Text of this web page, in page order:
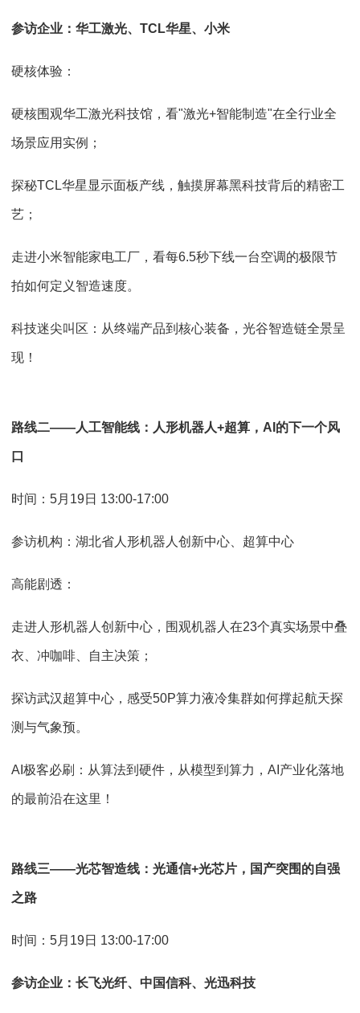
参访企业：华工激光、TCL华星、小米
硬核体验：
硬核围观华工激光科技馆，看"激光+智能制造"在全行业全
场景应用实例；
探秘TCL华星显示面板产线，触摸屏幕黑科技背后的精密工
艺；
走进小米智能家电工厂，看每6.5秒下线一台空调的极限节
拍如何定义智造速度。
科技迷尖叫区：从终端产品到核心装备，光谷智造链全景呈
现！
路线二——人工智能线：人形机器人+超算，AI的下一个风
口
时间：5月19日 13:00-17:00
参访机构：湖北省人形机器人创新中心、超算中心
高能剧透：
走进人形机器人创新中心，围观机器人在23个真实场景中叠
衣、冲咖啡、自主决策；
探访武汉超算中心，感受50P算力液冷集群如何撑起航天探
测与气象预。
AI极客必刷：从算法到硬件，从模型到算力，AI产业化落地
的最前沿在这里！
路线三——光芯智造线：光通信+光芯片，国产突围的自强
之路
时间：5月19日 13:00-17:00
参访企业：长飞光纤、中国信科、光迅科技